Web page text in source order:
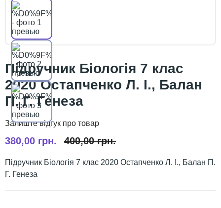
Підручник Біологія 7 клас
2020 Остапченко Л. І., Балан
П. Г. Генеза
380,00 грн. 400,00 грн.
Підручник Біологія 7 клас 2020 Остапченко Л. І., Балан П.
Г. Генеза